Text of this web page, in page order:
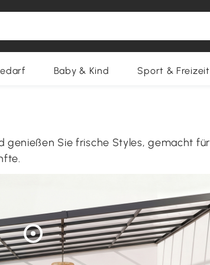
Baby & Kind Sport & Freizeit
genießen Sie frische Styles, gemacht für